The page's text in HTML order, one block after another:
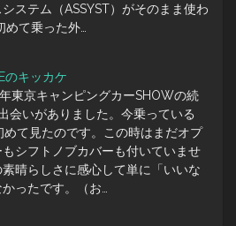
ステム（ASSYST）がそのまま使わ
て乗った外…
のキッカケ
東京キャンピングカーSHOWの続
会いがありました。今乗っている
めて見たのです。この時はまだオプ
シフトノブカバーも付いていませ
晴らしさに感心して単に「いいな
ったです。（お…